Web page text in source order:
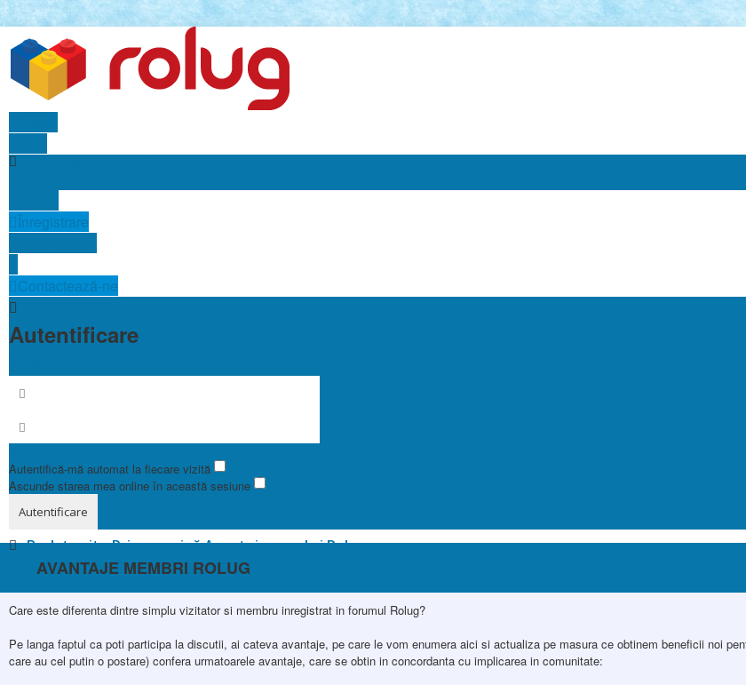
Înregistrare
Contactează-ne
Autentificare
Autentifică-mă automat la fiecare vizită
Ascunde starea mea online în această sesiune
Back to sitePrima paginăAvantaje membri Rolug
AVANTAJE MEMBRI ROLUG
Care este diferenta dintre simplu vizitator si membru inregistrat in forumul Rolug?
Pe langa faptul ca poti participa la discutii, ai cateva avantaje, pe care le vom enumera aici si actualiza pe masura ce obtinem beneficii noi
care au cel putin o postare) confera urmatoarele avantaje, care se obtin in concordanta cu implicarea in comunitate: